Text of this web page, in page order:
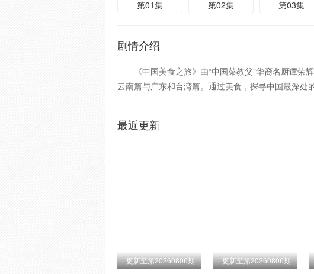
第01集 第02集 第03集
剧情介绍
《中国美食之旅》由“中国菜教父”华裔名厨谭荣辉
云南篇与广东和台湾篇。通过美食，探寻中国最深处
最近更新
更新至第20260806期 更新至第20260806期